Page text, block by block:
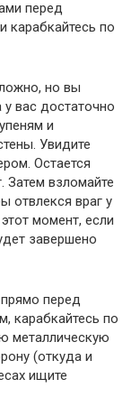
перед
карабкайтесь по
но вы
вас достаточно
и
Увидите
Остается
Затем взломайте
отвлекся враг у
момент, если
завершено
перед
карабкайтесь по
металлическую
(откуда и
ищите